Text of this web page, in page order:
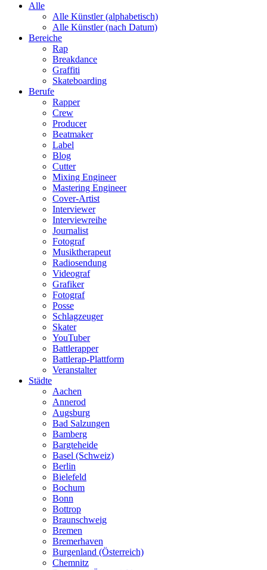
Alle
Alle Künstler (alphabetisch)
Alle Künstler (nach Datum)
Bereiche
Rap
Breakdance
Graffiti
Skateboarding
Berufe
Rapper
Crew
Producer
Beatmaker
Label
Blog
Cutter
Mixing Engineer
Mastering Engineer
Cover-Artist
Interviewer
Interviewreihe
Journalist
Fotograf
Musiktherapeut
Radiosendung
Videograf
Grafiker
Fotograf
Posse
Schlagzeuger
Skater
YouTuber
Battlerapper
Battlerap-Plattform
Veranstalter
Städte
Aachen
Annerod
Augsburg
Bad Salzungen
Bamberg
Bargteheide
Basel (Schweiz)
Berlin
Bielefeld
Bochum
Bonn
Bottrop
Braunschweig
Bremen
Bremerhaven
Burgenland (Österreich)
Chemnitz